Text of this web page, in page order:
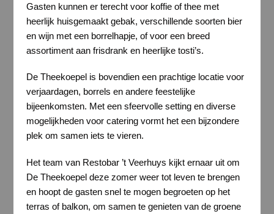
Gasten kunnen er terecht voor koffie of thee met
heerlijk huisgemaakt gebak, verschillende soorten bier
en wijn met een borrelhapje, of voor een breed
assortiment aan frisdrank en heerlijke tosti’s.
De Theekoepel is bovendien een prachtige locatie voor
verjaardagen, borrels en andere feestelijke
bijeenkomsten. Met een sfeervolle setting en diverse
mogelijkheden voor catering vormt het een bijzondere
plek om samen iets te vieren.
Het team van Restobar ’t Veerhuys kijkt ernaar uit om
De Theekoepel deze zomer weer tot leven te brengen
en hoopt de gasten snel te mogen begroeten op het
terras of balkon, om samen te genieten van de groene